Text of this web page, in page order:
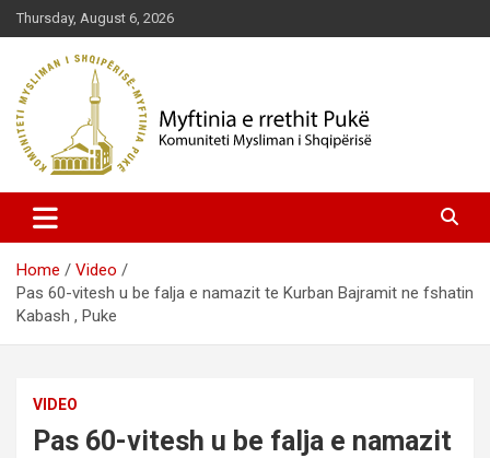
Skip
to
content
Thursday, August 6, 2026
Myftinia Pukë | Faqja Zyrtare
Home
Video
Pas 60-vitesh u be falja e namazit te Kurban Bajramit ne fshatin
Kabash , Puke
VIDEO
Pas 60-vitesh u be falja e namazit